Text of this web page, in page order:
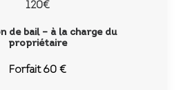
120€
de bail – à la charge du
propriétaire
Forfait 60 €